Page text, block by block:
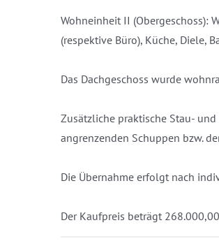
Wohneinheit II (Obergeschoss):
(respektive Büro), Küche, Diele,
Das Dachgeschoss wurde
Zusätzliche praktische Stau-
angrenzenden Schuppen bzw.
Die Übernahme erfolgt nach
Der Kaufpreis beträgt